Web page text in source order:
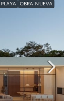
OBRA NUEVA